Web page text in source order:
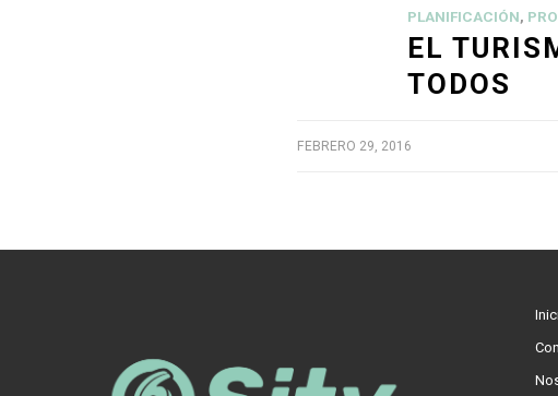
PLANIFICACIÓN,
EL
TODOS
FEBRERO 29, 2016